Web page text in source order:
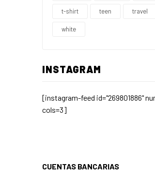
t-shirt teen travel
white
INSTAGRAM
[instagram-feed id="269801886"
cols=3]
CUENTAS BANCARIAS